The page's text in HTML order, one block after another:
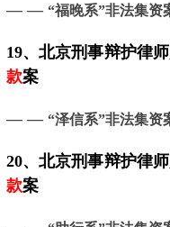
— — “福晚系”非法集资
19、北京刑事辩护律
款案
— — “泽信系”非法集资
20、北京刑事辩护律
款案